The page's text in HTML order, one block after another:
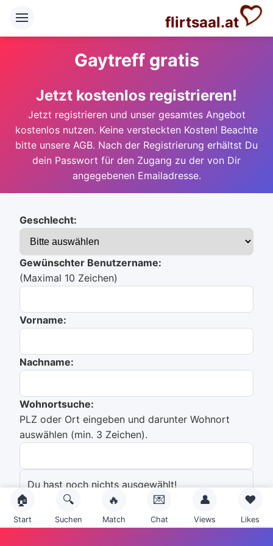
flirtsaal.at
Gaytreff gratis
Jetzt kostenlos registrieren!
Jetzt registrieren und unser gesamtes Angebot
kostenlos nutzen. Keine versteckten Kosten! Beachte
bitte unsere AGB. Nach der Registrierung erhältst Du
dein Passwort für den Zugang zu der von Dir
angegebenen Emailadresse.
Geschlecht:
Gewünschter Benutzername:
(Maximal 10 Zeichen)
Vorname:
Nachname:
Wohnortsuche:
PLZ oder Ort eingeben und darunter Wohnort
auswählen (min. 3 Zeichen).
Du hast noch nichts ausgewählt!
Emailadresse:
🏠
Start
🔍
Suchen
🔥
Match
💌
Chat
👤
Views
❤️
Likes